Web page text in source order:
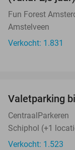
Fun Forest
Amstelveen
Verkocht: 1.831
Valetparking
CentraalParkeren
Schiphol (+1
Verkocht: 1.523